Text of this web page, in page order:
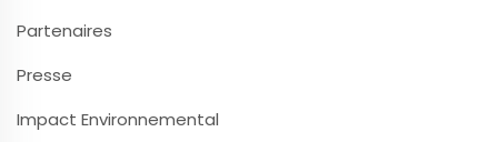
Partenaires
Presse
Impact Environnemental